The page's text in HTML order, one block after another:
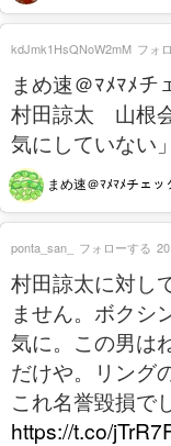
まめ速＠ﾏﾒﾏﾒチ
村田諒太 山根
気にしていない」
まめ速＠ﾏﾒﾏﾒチェッ
kdJmk1HsQNoW2mM フォ
村田諒太に対し
ません。ボクシ
気に。この男は
だけや。リング
これ名誉毀損で
https://t.co/
ponta_san_ フォローする